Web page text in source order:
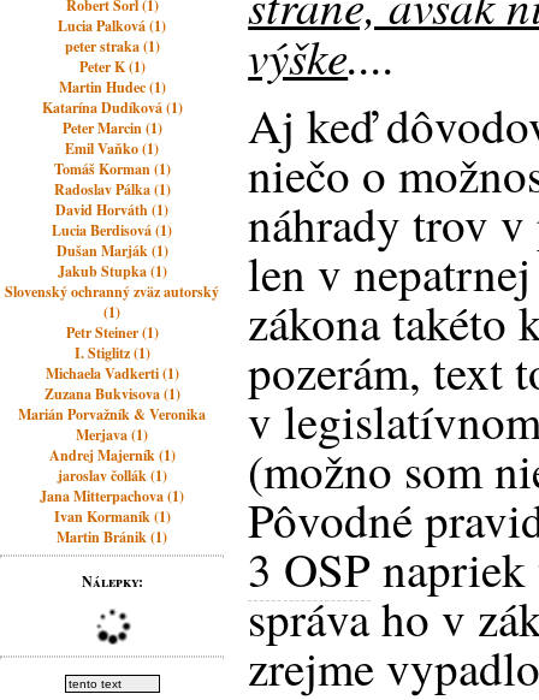
Robert Šorl (1)
Lucia Palková (1)
peter straka (1)
Peter K (1)
Martin Hudec (1)
Katarína Dudíková (1)
Peter Marcin (1)
Emil Vaňko (1)
Tomáš Korman (1)
Radoslav Pálka (1)
David Horváth (1)
Lucia Berdisová (1)
Dušan Marják (1)
Jakub Stupka (1)
Slovenský ochranný zväz autorský
(1)
Petr Steiner (1)
I. Stiglitz (1)
Michaela Vadkerti (1)
Zuzana Bukvisova (1)
Marián Porvažník & Veronika
Merjava (1)
Andrej Majerník (1)
jaroslav čollák (1)
Jana Mitterpachova (1)
Ivan Kormaník (1)
Martin Bránik (1)
Nálepky:
výške....
Aj keď
niečo o
náhrady trov v
len v
zákona takéto
pozerám, text
v
(možno som
Pôvodné
3 OSPnapriek
správa ho v
zrejme